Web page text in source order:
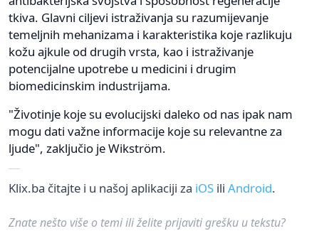
tkiva. Glavni ciljevi istraživanja su razumijevanje
temeljnih mehanizama i karakteristika koje razlikuju
kožu ajkule od drugih vrsta, kao i istraživanje
potencijalne upotrebe u medicini i drugim
biomedicinskim industrijama.
"Životinje koje su evolucijski daleko od nas ipak nam
mogu dati važne informacije koje su relevantne za
ljude", zaključio je Wikström.
Klix.ba čitajte i u našoj aplikaciji za iOS ili Android.
Znate nešto više o temi ili želite prijaviti grešku u tekstu?